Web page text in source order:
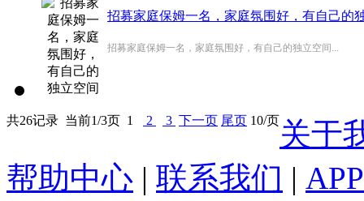
招募家庭保姆一名，家庭氛围好，有自己的
招募家庭保姆一名，家庭氛围好，有自己的独立空间...
共26记录 当前1/3页 1 2 3 下一页 尾页 10/页关于
帮助中心 | 联系我们 |